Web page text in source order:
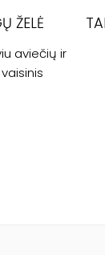
ŽELĖ
aviečių ir